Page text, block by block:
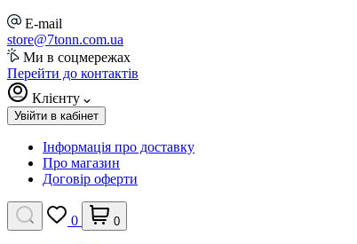
E-mail
store@7tonn.com.ua
Ми в соцмережах
Перейти до контактів
Клієнту
Увійти в кабінет
Інформація про доставку
Про магазин
Договір оферти
0 0